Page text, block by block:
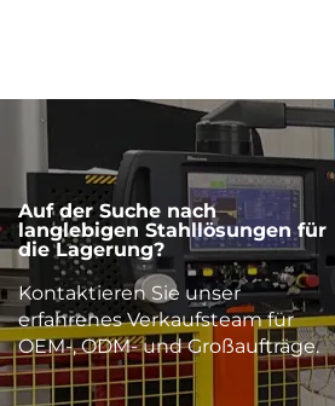
Auf der Suche nach
langlebigen Stahllösungen für
die Lagerung?
Kontaktieren Sie unser
erfahrenes Verkaufsteam für
OEM-, ODM- und Großaufträge.